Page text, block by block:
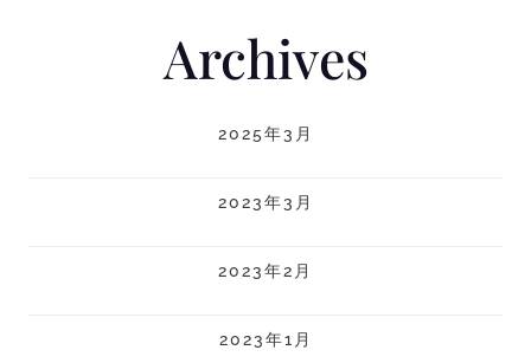
Archives
2025年3月
2023年3月
2023年2月
2023年1月